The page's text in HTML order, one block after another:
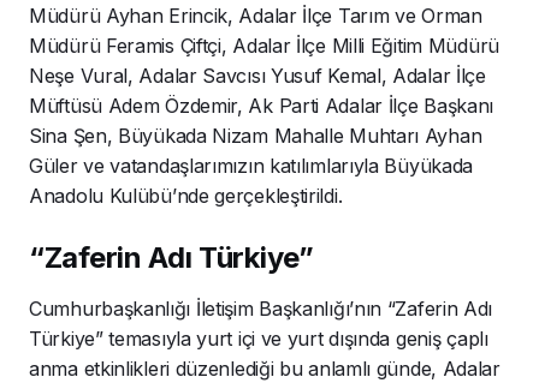
Müdürü Ayhan Erincik, Adalar İlçe Tarım ve Orman
Müdürü Feramis Çiftçi, Adalar İlçe Milli Eğitim Müdürü
Neşe Vural, Adalar Savcısı Yusuf Kemal, Adalar İlçe
Müftüsü Adem Özdemir, Ak Parti Adalar İlçe Başkanı
Sina Şen, Büyükada Nizam Mahalle Muhtarı Ayhan
Güler ve vatandaşlarımızın katılımlarıyla Büyükada
Anadolu Kulübü’nde gerçekleştirildi.
“Zaferin Adı Türkiye”
Cumhurbaşkanlığı İletişim Başkanlığı’nın “Zaferin Adı
Türkiye” temasıyla yurt içi ve yurt dışında geniş çaplı
anma etkinlikleri düzenlediği bu anlamlı günde, Adalar